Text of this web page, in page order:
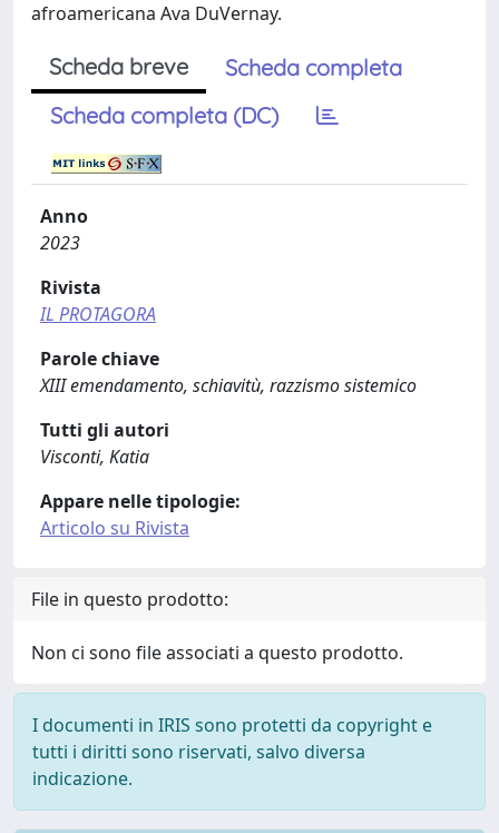
afroamericana Ava DuVernay.
Scheda breve
Scheda completa
Scheda completa (DC)
Anno
2023
Rivista
IL PROTAGORA
Parole chiave
XIII emendamento, schiavitù, razzismo sistemico
Tutti gli autori
Visconti, Katia
Appare nelle tipologie:
Articolo su Rivista
File in questo prodotto:
Non ci sono file associati a questo prodotto.
I documenti in IRIS sono protetti da copyright e
tutti i diritti sono riservati, salvo diversa
indicazione.